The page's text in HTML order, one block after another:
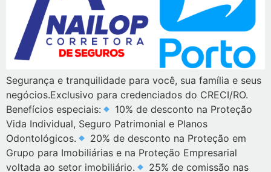
Segurança e tranquilidade para você, sua família e seus
negócios.Exclusivo para credenciados do CRECI/RO.
Benefícios especiais:
10% de desconto na Proteção
Vida Individual, Seguro Patrimonial e Planos
Odontológicos.
20% de desconto na Proteção em
Grupo para Imobiliárias e na Proteção Empresarial
voltada ao setor imobiliário.
25% de comissão nas